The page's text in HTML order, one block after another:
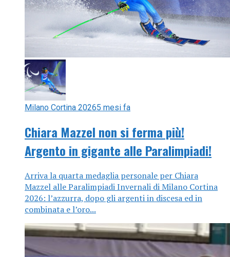
Milano Cortina 20265 mesi fa
Chiara Mazzel non si ferma più!
Argento in gigante alle Paralimpiadi!
Arriva la quarta medaglia personale per Chiara
Mazzel alle Paralimpiadi Invernali di Milano Cortina
2026: l’azzurra, dopo gli argenti in discesa ed in
combinata e l’oro...